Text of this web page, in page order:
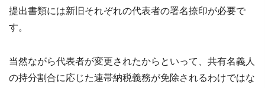
提出書類には新旧それぞれの代表者の署名捺印が必要で
す。
当然ながら代表者が変更されたからといって、共有名義人
の持分割合に応じた連帯納税義務が免除されるわけではな